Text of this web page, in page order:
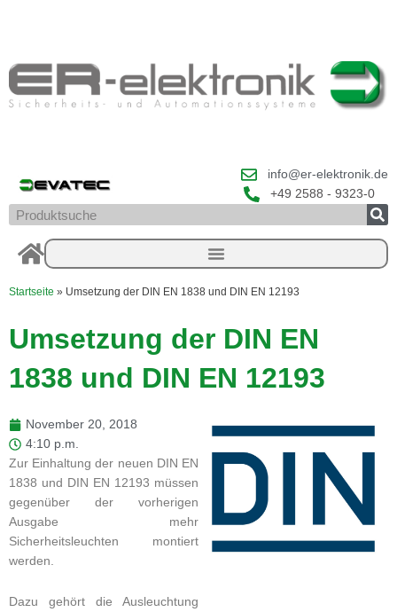
info@er-elektronik.de
+49 2588 - 9323-0
Suche
Startseite » Umsetzung der DIN EN 1838 und DIN EN 12193
Umsetzung der DIN EN
1838 und DIN EN 12193
November 20, 2018
4:10 p.m.
Zur Einhaltung der neuen DIN EN
1838 und DIN EN 12193 müssen
gegenüber der vorherigen
Ausgabe mehr
Sicherheitsleuchten montiert
werden.
Dazu gehört die Ausleuchtung